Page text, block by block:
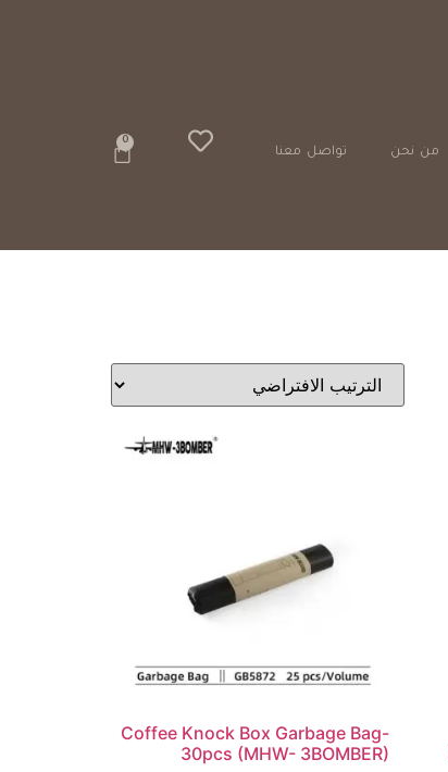
من نحن تواصل معنا
0
Coffee Knock Box Garbage Bag-
30pcs (MHW- 3BOMBER)